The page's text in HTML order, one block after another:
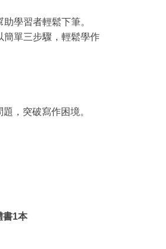
學習者輕鬆下筆。
簡單三步驟，輕鬆學作
，突破寫作困境。
書1本